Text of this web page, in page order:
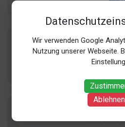
Wir verwenden Google
Nutzung unserer Webseite.
Ablehnen
+
Deko Art GmbH
Wilhelmstr. 74, 50996 Köln